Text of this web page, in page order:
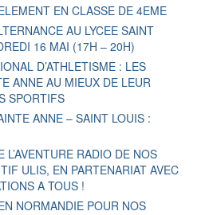
EN CLASSE DE 4EME
AU LYCEE SAINT
16 MAI (17H – 20H)
D’ATHLETISME : LES
ANNE AU MIEUX DE LEUR
SPORTIFS
ANNE – SAINT LOUIS :
RADIO DE NOS
ULIS, EN PARTENARIAT AVEC
A TOUS !
NORMANDIE POUR NOS